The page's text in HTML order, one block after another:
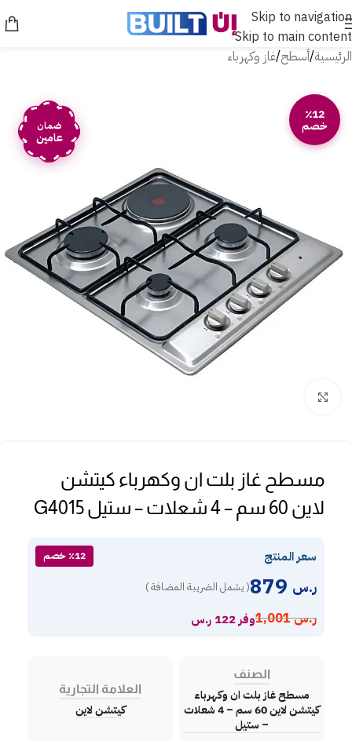
Skip to navigation
Skip to main content
الرئيسية/أسطح/غاز وكهرباء
٪12
خصم ضمان
عامين
مسطح غاز بلت ان وكهرباء كيتشن
لاين 60 سم – 4 شعلات – ستيل G4015
سعر المنتج ٪12 خصم
ر.س ( يشمل الضريبة المضافة )
ر.س1,001 وفر 122 ر.س
الصنف
مسطح غاز بلت ان وكهرباء
كيتشن لاين 60 سم – 4 شعلات
– ستيل
العلامة التجارية
كيتشن لاين